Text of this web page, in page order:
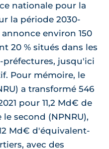
nationale pour la
la période 2030-
environ 150
20 % situés dans les
préfectures, jusqu'ici
Pour mémoire, le
a transformé 546
pour 11,2 Md€ de
second (NPNRU),
Md€ d'équivalent-
avec des